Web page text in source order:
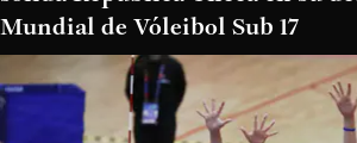
Mundial de Vóleibol Sub 17